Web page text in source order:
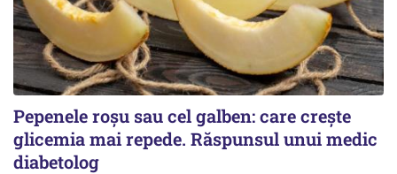
Pepenele roșu sau cel galben: care crește
glicemia mai repede. Răspunsul unui medic
diabetolog